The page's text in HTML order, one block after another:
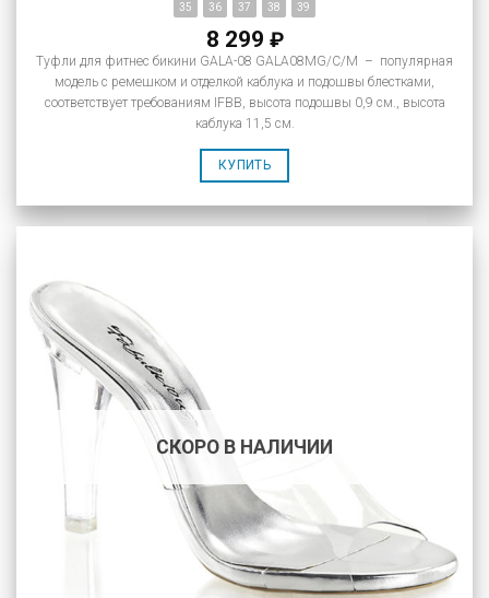
35 36 37 38 39
8 299 ₽
Туфли для фитнес бикини GALA-08 GALA08MG/C/M – популярная
модель с ремешком и отделкой каблука и подошвы блестками,
соответствует требованиям IFBB, высота подошвы 0,9 см., высота
каблука 11,5 см.
КУПИТЬ
СКОРО В НАЛИЧИИ